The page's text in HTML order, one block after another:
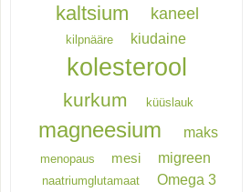
kaltsium kaneel
kilpnääre kiudaine
kolesterool
kurkum küüslauk
magneesium maks
menopaus mesi migreen
naatriumglutamaat
Omega 3